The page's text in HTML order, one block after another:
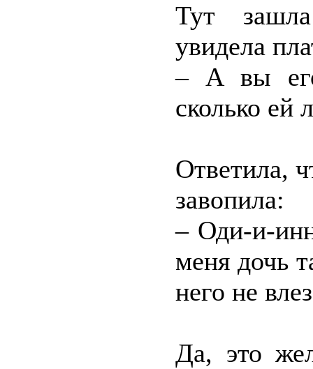
Тут
увидела
– А вы
сколько ей
Ответила,
завопила:
– Оди-и-
меня дочь
него не
Да, это